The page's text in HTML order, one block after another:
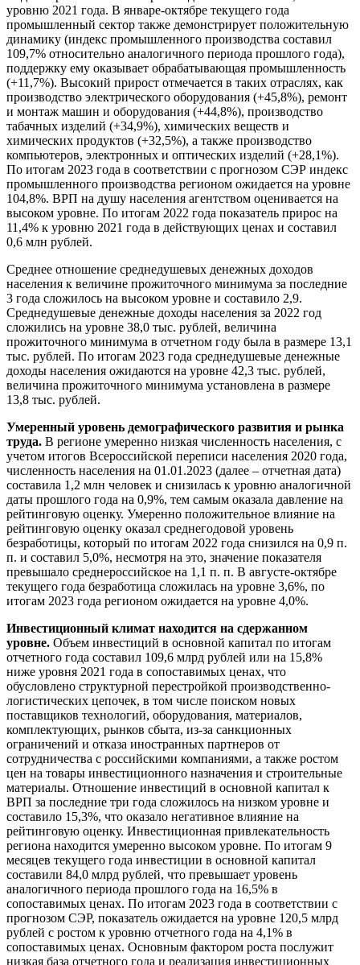
уровню 2021 года. В январе-октябре текущего года
промышленный сектор также демонстрирует положительную
динамику (индекс промышленного производства составил
109,7% относительно аналогичного периода прошлого года),
поддержку ему оказывает обрабатывающая промышленность
(+11,7%). Высокий прирост отмечается в таких отраслях, как
производство электрического оборудования (+45,8%), ремонт
и монтаж машин и оборудования (+44,8%), производство
табачных изделий (+34,9%), химических веществ и
химических продуктов (+32,5%), а также производство
компьютеров, электронных и оптических изделий (+28,1%).
По итогам 2023 года в соответствии с прогнозом СЭР индекс
промышленного производства регионом ожидается на уровне
104,8%. ВРП на душу населения агентством оценивается на
высоком уровне. По итогам 2022 года показатель прирос на
11,4% к уровню 2021 года в действующих ценах и составил
0,6 млн рублей.
Среднее отношение среднедушевых денежных доходов
населения к величине прожиточного минимума за последние
3 года сложилось на высоком уровне и составило 2,9.
Среднедушевые денежные доходы населения за 2022 год
сложились на уровне 38,0 тыс. рублей, величина
прожиточного минимума в отчетном году была в размере 13,1
тыс. рублей. По итогам 2023 года среднедушевые денежные
доходы населения ожидаются на уровне 42,3 тыс. рублей,
величина прожиточного минимума установлена в размере
13,8 тыс. рублей.
Умеренный уровень демографического развития и рынка
труда. В регионе умеренно низкая численность населения, с
учетом итогов Всероссийской переписи населения 2020 года,
численность населения на 01.01.2023 (далее – отчетная дата)
составила 1,2 млн человек и снизилась к уровню аналогичной
даты прошлого года на 0,9%, тем самым оказала давление на
рейтинговую оценку. Умеренно положительное влияние на
рейтинговую оценку оказал среднегодовой уровень
безработицы, который по итогам 2022 года снизился на 0,9 п.
п. и составил 5,0%, несмотря на это, значение показателя
превышало среднероссийское на 1,1 п. п. В августе-октябре
текущего года безработица сложилась на уровне 3,6%, по
итогам 2023 года регионом ожидается на уровне 4,0%.
Инвестиционный климат находится на сдержанном
уровне. Объем инвестиций в основной капитал по итогам
отчетного года составил 109,6 млрд рублей или на 15,8%
ниже уровня 2021 года в сопоставимых ценах, что
обусловлено структурной перестройкой производственно-
логистических цепочек, в том числе поиском новых
поставщиков технологий, оборудования, материалов,
комплектующих, рынков сбыта, из-за санкционных
ограничений и отказа иностранных партнеров от
сотрудничества с российскими компаниями, а также ростом
цен на товары инвестиционного назначения и строительные
материалы. Отношение инвестиций в основной капитал к
ВРП за последние три года сложилось на низком уровне и
составило 15,3%, что оказало негативное влияние на
рейтинговую оценку. Инвестиционная привлекательность
региона находится умеренно высоком уровне. По итогам 9
месяцев текущего года инвестиции в основной капитал
составили 84,0 млрд рублей, что превышает уровень
аналогичного периода прошлого года на 16,5% в
сопоставимых ценах. По итогам 2023 года в соответствии с
прогнозом СЭР, показатель ожидается на уровне 120,5 млрд
рублей с ростом к уровню отчетного года на 4,1% в
сопоставимых ценах. Основным фактором роста послужит
низкая база отчетного года и реализация инвестиционных